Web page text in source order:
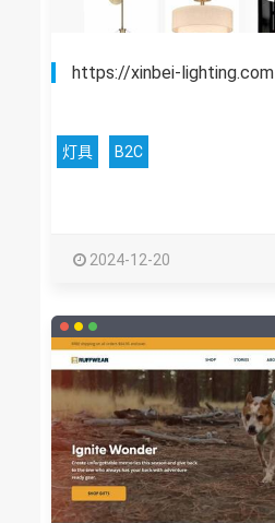
https://xinbei-lighting.com
灯具 B2C
2024-12-20